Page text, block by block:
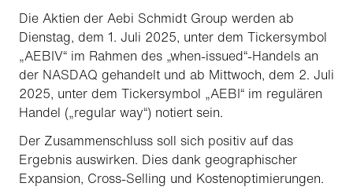
Die Aktien der Aebi Schmidt Group werden ab
Dienstag, dem 1. Juli 2025, unter dem Tickersymbol
„AEBIV“ im Rahmen des „when-issued“-Handels an
der NASDAQ gehandelt und ab Mittwoch, dem 2. Juli
2025, unter dem Tickersymbol „AEBI“ im regulären
Handel („regular way“) notiert sein.
Der Zusammenschluss soll sich positiv auf das
Ergebnis auswirken. Dies dank geographischer
Expansion, Cross-Selling und Kostenoptimierungen.